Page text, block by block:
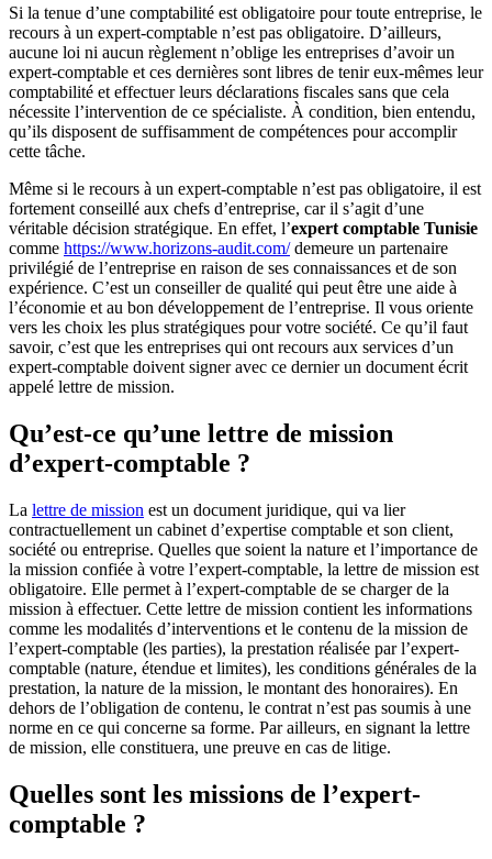
Si la tenue d’une comptabilité est obligatoire pour toute entreprise, le
recours à un expert-comptable n’est pas obligatoire. D’ailleurs,
aucune loi ni aucun règlement n’oblige les entreprises d’avoir un
expert-comptable et ces dernières sont libres de tenir eux-mêmes leur
comptabilité et effectuer leurs déclarations fiscales sans que cela
nécessite l’intervention de ce spécialiste. À condition, bien entendu,
qu’ils disposent de suffisamment de compétences pour accomplir
cette tâche.
Même si le recours à un expert-comptable n’est pas obligatoire, il est
fortement conseillé aux chefs d’entreprise, car il s’agit d’une
véritable décision stratégique. En effet, l’expert comptable Tunisie
comme https://www.horizons-audit.com/demeure un partenaire
privilégié de l’entreprise en raison de ses connaissances et de son
expérience. C’est un conseiller de qualité qui peut être une aide à
l’économie et au bon développement de l’entreprise. Il vous oriente
vers les choix les plus stratégiques pour votre société. Ce qu’il faut
savoir, c’est que les entreprises qui ont recours aux services d’un
expert-comptable doivent signer avec ce dernier un document écrit
appelé lettre de mission.
Qu’est-ce qu’une lettre de mission
d’expert-comptable ?
La lettre de mission est un document juridique, qui va lier
contractuellement un cabinet d’expertise comptable et son client,
société ou entreprise. Quelles que soient la nature et l’importance de
la mission confiée à votre l’expert-comptable, la lettre de mission est
obligatoire. Elle permet à l’expert-comptable de se charger de la
mission à effectuer. Cette lettre de mission contient les informations
comme les modalités d’interventions et le contenu de la mission de
l’expert-comptable (les parties), la prestation réalisée par l’expert-
comptable (nature, étendue et limites), les conditions générales de la
prestation, la nature de la mission, le montant des honoraires). En
dehors de l’obligation de contenu, le contrat n’est pas soumis à une
norme en ce qui concerne sa forme. Par ailleurs, en signant la lettre
de mission, elle constituera, une preuve en cas de litige.
Quelles sont les missions de l’expert-
comptable ?